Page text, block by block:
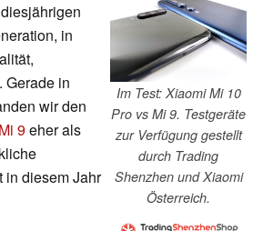
Im Test: Xiaomi Mi 10
Pro vs Mi 9. Testgeräte
zur Verfügung gestellt
durch Trading
Shenzhen und Xiaomi
Österreich.
in
Gerade in
wir den
9eher als
in diesem Jahr